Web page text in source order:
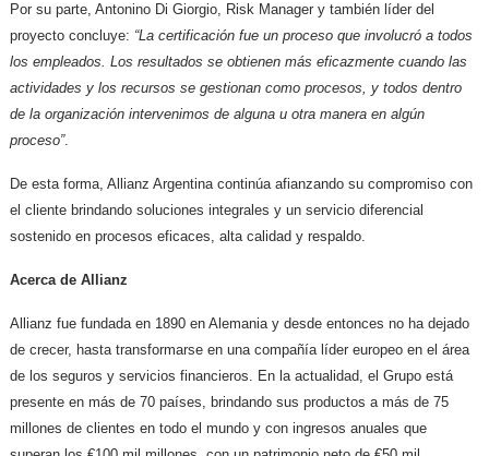
Por su parte, Antonino Di Giorgio, Risk Manager y también líder del
proyecto concluye: “La certificación fue un proceso que involucró a todos
los empleados. Los resultados se obtienen más eficazmente cuando las
actividades y los recursos se gestionan como procesos, y todos dentro
de la organización intervenimos de alguna u otra manera en algún
proceso”.
De esta forma, Allianz Argentina continúa afianzando su compromiso con
el cliente brindando soluciones integrales y un servicio diferencial
sostenido en procesos eficaces, alta calidad y respaldo.
Acerca de Allianz
Allianz fue fundada en 1890 en Alemania y desde entonces no ha dejado
de crecer, hasta transformarse en una compañía líder europeo en el área
de los seguros y servicios financieros. En la actualidad, el Grupo está
presente en más de 70 países, brindando sus productos a más de 75
millones de clientes en todo el mundo y con ingresos anuales que